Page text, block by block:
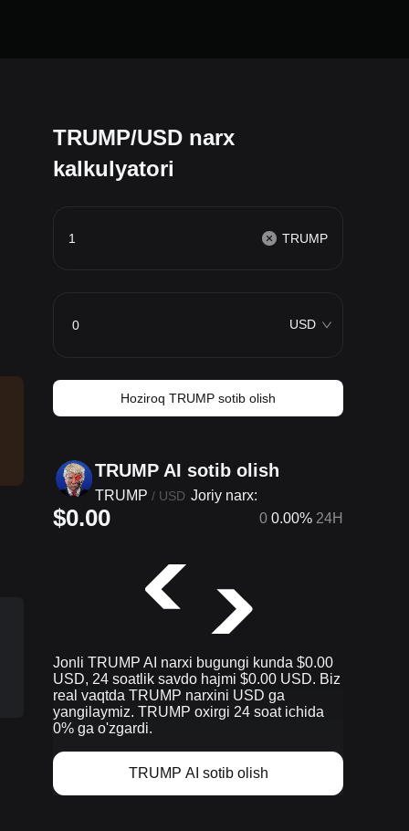
TRUMP/USD narx
kalkulyatori
TRUMP
USD
Hoziroq TRUMP sotib olish
TRUMP AI sotib olish
TRUMP / USD Joriy narx:
$0.00 0 0.00% 24H
Jonli TRUMP AI narxi bugungi kunda $0.00
USD, 24 soatlik savdo hajmi $0.00 USD. Biz
real vaqtda TRUMP narxini USD ga
yangilaymiz. TRUMP oxirgi 24 soat ichida
0% ga o'zgardi.
TRUMP AI sotib olish